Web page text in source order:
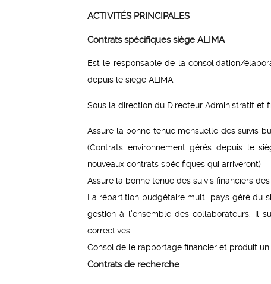
ACTIVITÉS PRINCIPALES
Contrats spécifiques siège ALIMA
Est le responsable de la consolidation/
depuis le siège ALIMA.
Sous la direction du Directeur Administratif et
Assure la bonne tenue mensuelle des suivis
(Contrats environnement gérés depuis le
nouveaux contrats spécifiques qui arriveront)
Assure la bonne tenue des suivis financiers
La répartition budgétaire multi-pays géré du
gestion à l’ensemble des collaborateurs. Il
correctives.
Consolide le rapportage financier et produit
Contrats de recherche